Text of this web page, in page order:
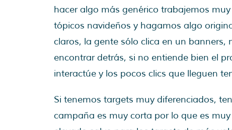
hacer algo más genérico trabajemos
tópicos navideños y hagamos algo
claros, la gente sólo clica en un banners,
encontrar detrás, si no entiende bien el
interactúe y los pocos clics que lleguen
Si tenemos targets muy diferenciados,
campaña es muy corta por lo que es